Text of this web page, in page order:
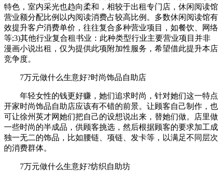
特色，室内采光也趋向柔和，相较于出租专门店，休闲阅读馆
营业额分配比例以内阅读消费占较高比例。多数休闲阅读馆有
效提升客户消费单价，往往复合多种营业项目，如餐饮、网络
等;3)其他行业复合租书业：此种类型行业主要营业项目并非
漫画小说出租，仅为提供此项附加性服务，希望借此提升本店
竞争度。
7万元做什么生意好?时尚饰品自助店
年轻女性的钱更好赚，她们追求时尚，针对她们这一特点
开家时尚饰品自助店应该有不错的前景。让顾客自己制作，也
可让徐州英才网她们把自己的设想说出来，替她们做。店里做
一些时尚的半成品，供顾客挑选，然后根据顾客的要求加工成
独一无二的饰品，比如腰链、项链、发卡等，以满足不同层次
的消费群体。
7万元做什么生意好?纺织自助坊